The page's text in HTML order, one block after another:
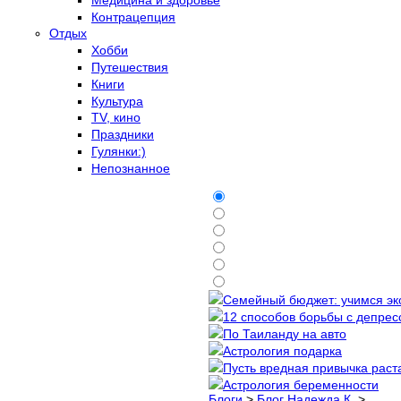
Контрацепция
Отдых
Хобби
Путешествия
Книги
Культура
TV, кино
Праздники
Гулянки:)
Непознанное
Семейный бюджет: учимся
12 способов борьбы с
По Таиланду на авто
Астрология подарка
Пусть вредная привычка
Астрология беременности